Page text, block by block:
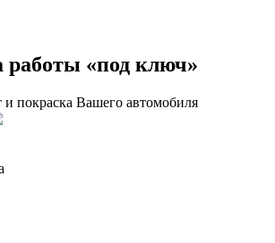
работы «под ключ»
покраска Вашего автомобиля